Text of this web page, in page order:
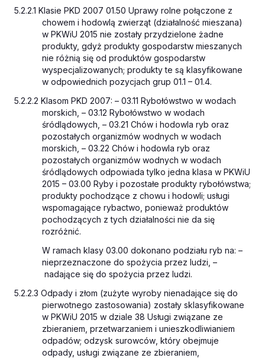
5.2.2.1 Klasie PKD 2007 01.50 Uprawy rolne połączone z
chowem i hodowlą zwierząt (działalność mieszana)
w PKWiU 2015 nie zostały przydzielone żadne
produkty, gdyż produkty gospodarstw mieszanych
nie różnią się od produktów gospodarstw
wyspecjalizowanych; produkty te są klasyfikowane
w odpowiednich pozycjach grup 01.1 – 01.4.
5.2.2.2 Klasom PKD 2007: – 03.11 Rybołówstwo w wodach
morskich , – 03.12 Rybołówstwo w wodach
śródlądowych , – 03.21 Chów i hodowla ryb oraz
pozostałych organizmów wodnych w wodach
morskich , – 03.22 Chów i hodowla ryb oraz
pozostałych organizmów wodnych w wodach
śródlądowych odpowiada tylko jedna klasa w PKWiU
2015 – 03.00 Ryby i pozostałe produkty rybołówstwa;
produkty pochodzące z chowu i hodowli; usługi
wspomagające rybactwo , ponieważ produktów
pochodzących z tych działalności nie da się
rozróżnić.
W ramach klasy 03.00 dokonano podziału ryb na: –
nieprzeznaczone do spożycia przez ludzi, –
nadające się do spożycia przez ludzi.
5.2.2.3 Odpady i złom (zużyte wyroby nienadające się do
pierwotnego zastosowania) zostały sklasyfikowane
w PKWiU 2015 w dziale 38 Usługi związane ze
zbieraniem, przetwarzaniem i unieszkodliwianiem
odpadów; odzysk surowców, który obejmuje
odpady, usługi związane ze zbieraniem,